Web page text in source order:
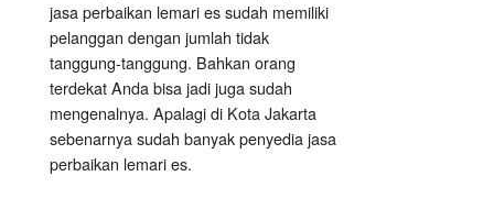
jasa perbaikan lemari es sudah memiliki
pelanggan dengan jumlah tidak
tanggung-tanggung. Bahkan orang
terdekat Anda bisa jadi juga sudah
mengenalnya. Apalagi di Kota Jakarta
sebenarnya sudah banyak penyedia jasa
perbaikan lemari es.